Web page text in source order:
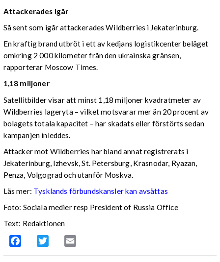
Attackerades igår
Så sent som igår attackerades Wildberries i Jekaterinburg.
En kraftig brand utbröt i ett av kedjans logistikcenter beläget
omkring 2 000 kilometer från den ukrainska gränsen,
rapporterar Moscow Times.
1,18 miljoner
Satellitbilder visar att minst 1,18 miljoner kvadratmeter av
Wildberries lageryta – vilket motsvarar mer än 20 procent av
bolagets totala kapacitet – har skadats eller förstörts sedan
kampanjen inleddes.
Attacker mot Wildberries har bland annat registrerats i
Jekaterinburg, Izhevsk, St. Petersburg, Krasnodar, Ryazan,
Penza, Volgograd och utanför Moskva.
Läs mer: Tysklands förbundskansler kan avsättas
Foto: Sociala medier resp President of Russia Office
Text: Redaktionen
Facebook Twitter